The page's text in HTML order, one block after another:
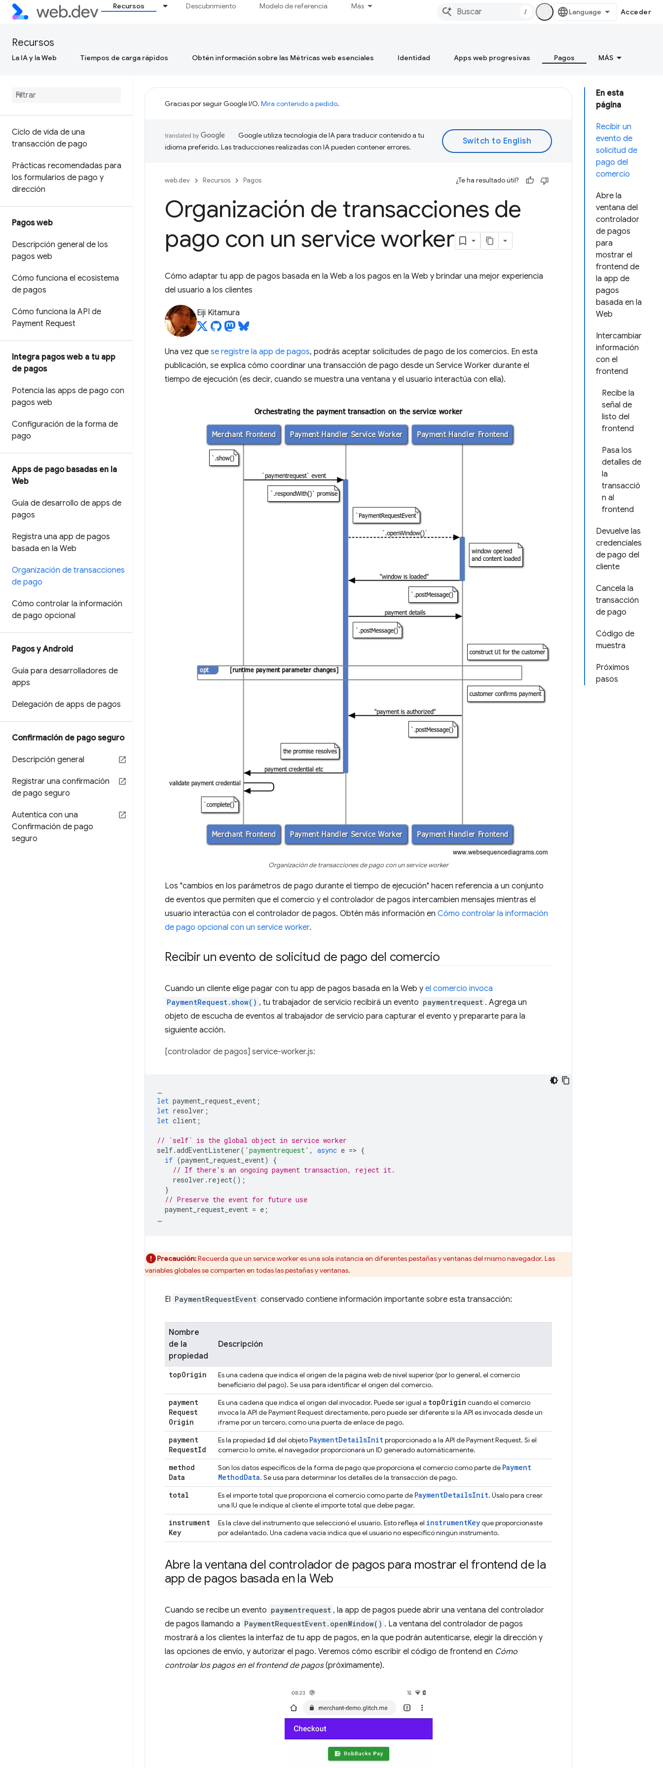
Recursos Descubrimiento Modelo de referencia Más
/ Acceder
Recursos
La IA y la Web Tiempos de carga rápidos Obtén información sobre las Métricas web esenciales Identidad Apps web progresivas Pagos MÁS
Ciclo de vida de una
transacción de pago
Prácticas recomendadas para
los formularios de pago y
dirección
Pagos web
Descripción general de los
pagos web
Cómo funciona el ecosistema
de pagos
Cómo funciona la API de
Payment Request
Integra pagos web a tu app
de pagos
Potencia las apps de pago con
pagos web
Configuración de la forma de
pago
Apps de pago basadas en la
Web
Guía de desarrollo de apps de
pagos
Registra una app de pagos
basada en la Web
Organización de transacciones
de pago
Cómo controlar la información
de pago opcional
Pagos y Android
Guía para desarrolladores de
apps
Delegación de apps de pagos
Confirmación de pago seguro
Descripción general
Registrar una confirmación
de pago seguro
Autentica con una
Confirmación de pago
seguro
En esta
página
Recibir un
evento de
solicitud de
pago del
comercio
Abre la
ventana del
controlador
de pagos
para
mostrar el
frontend de
la app de
pagos
basada en la
Web
Intercambiar
información
con el
frontend
Recibe la
señal de
listo del
frontend
Pasa los
detalles de
la
transacció
n al
frontend
Devuelve las
credenciales
de pago del
cliente
Cancela la
transacción
de pago
Código de
muestra
Próximos
pasos
Gracias por seguir Google I/O. Mira contenido a pedido.
Google utiliza tecnología de IA para traducir contenido a tu
idioma preferido. Las traducciones realizadas con IA pueden contener errores.
web.dev Recursos Pagos ¿Te ha resultado útil?
Organización de transacciones de
pago con un service worker
Cómo adaptar tu app de pagos basada en la Web a los pagos en la Web y brindar una mejor experiencia
del usuario a los clientes
Eiji Kitamura
Una vez que se registre la app de pagos, podrás aceptar solicitudes de pago de los comercios. En esta
publicación, se explica cómo coordinar una transacción de pago desde un Service Worker durante el
tiempo de ejecución (es decir, cuando se muestra una ventana y el usuario interactúa con ella).
Organización de transacciones de pago con un service worker
Los "cambios en los parámetros de pago durante el tiempo de ejecución" hacen referencia a un conjunto
de eventos que permiten que el comercio y el controlador de pagos intercambien mensajes mientras el
usuario interactúa con el controlador de pagos. Obtén más información en Cómo controlar la información
de pago opcional con un service worker.
Recibir un evento de solicitud de pago del comercio
Cuando un cliente elige pagar con tu app de pagos basada en la Web y el comercio invoca
PaymentRequest.show() , tu trabajador de servicio recibirá un evento paymentrequest . Agrega un
objeto de escucha de eventos al trabajador de servicio para capturar el evento y prepararte para la
siguiente acción.
[controlador de pagos] service-worker.js:
…
let payment_request_event ;
let resolver ;
let client ;
// `self` is the global object in service worker
self.addEventListener( 'paymentrequest' , async e => {
if (payment_request_event)
{
// If there's an ongoing payment transaction, reject it.
resolver . reject();
}
// Preserve the event for future use
payment_request_event = e ;
…
Precaución:Recuerda que un service worker es una sola instancia en diferentes pestañas y ventanas del mismo navegador. Las
variables globales se comparten en todas las pestañas y ventanas.
El PaymentRequestEvent conservado contiene información importante sobre esta transacción:
Nombre
de la
propiedad
Descripción
topOrigin
Es una cadena que indica el origen de la página web de nivel superior (por lo general, el comercio
beneficiario del pago). Se usa para identificar el origen del comercio.
payment
Request
Origin
Es una cadena que indica el origen del invocador. Puede ser igual a topOrigin cuando el comercio
invoca la API de Payment Request directamente, pero puede ser diferente si la API es invocada desde un
iframe por un tercero, como una puerta de enlace de pago.
payment
RequestId
Es la propiedad id del objeto PaymentDetailsInitproporcionado a la API de Payment Request. Si el
comercio lo omite, el navegador proporcionará un ID generado automáticamente.
method
Data
Son los datos específicos de la forma de pago que proporciona el comercio como parte de Payment
MethodData. Se usa para determinar los detalles de la transacción de pago.
total Es el importe total que proporciona el comercio como parte de PaymentDetailsInit. Úsalo para crear
una IU que le indique al cliente el importe total que debe pagar.
instrument
Key
Es la clave del instrumento que seleccionó el usuario. Esto refleja el instrumentKeyque proporcionaste
por adelantado. Una cadena vacía indica que el usuario no especificó ningún instrumento.
Abre la ventana del controlador de pagos para mostrar el frontend de la
app de pagos basada en la Web
Cuando se recibe un evento paymentrequest , la app de pagos puede abrir una ventana del controlador
de pagos llamando a PaymentRequestEvent.openWindow() . La ventana del controlador de pagos
mostrará a los clientes la interfaz de tu app de pagos, en la que podrán autenticarse, elegir la dirección y
las opciones de envío, y autorizar el pago. Veremos cómo escribir el código de frontend en Cómo
controlar los pagos en el frontend de pagos(próximamente).